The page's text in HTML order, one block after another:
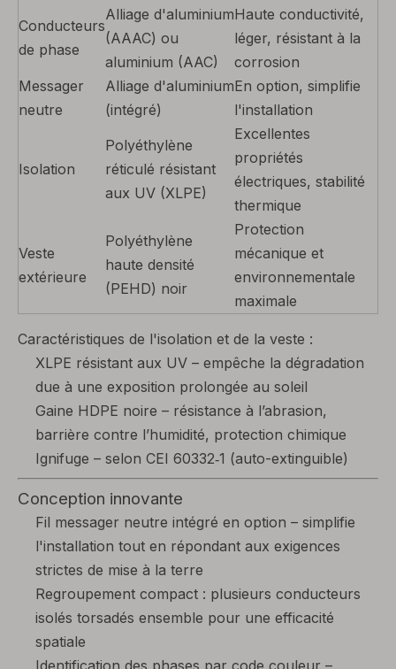
Conducteurs
de phase
Alliage d'aluminium
(AAAC) ou
aluminium (AAC)
Haute conductivité,
léger, résistant à la
corrosion
Messager
neutre
Alliage d'aluminium
(intégré)
En option, simplifie
l'installation
Isolation
Polyéthylène
réticulé résistant
aux UV (XLPE)
Excellentes
propriétés
électriques, stabilité
thermique
Veste
extérieure
Polyéthylène
haute densité
(PEHD) noir
Protection
mécanique et
environnementale
maximale
Caractéristiques de l'isolation et de la veste :
XLPE résistant aux UV – empêche la dégradation
due à une exposition prolongée au soleil
Gaine HDPE noire – résistance à l’abrasion,
barrière contre l’humidité, protection chimique
Ignifuge – selon CEI 60332‑1 (auto-extinguible)
Conception innovante
Fil messager neutre intégré en option – simplifie
l'installation tout en répondant aux exigences
strictes de mise à la terre
Regroupement compact : plusieurs conducteurs
isolés torsadés ensemble pour une efficacité
spatiale
Identification des phases par code couleur –